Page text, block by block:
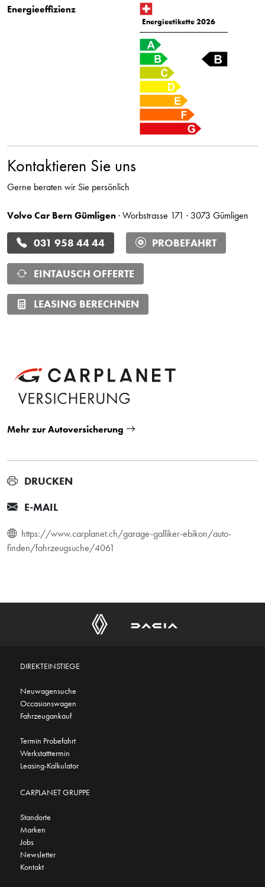
Energieeffizienz
Energieetikette 2026
Kontaktieren Sie uns
Gerne beraten wir Sie persönlich
Volvo Car Bern Gümligen· Worbstrasse 171 · 3073 Gümligen
031 958 44 44 PROBEFAHRT
EINTAUSCH OFFERTE
LEASING BERECHNEN
Mehr zur Autoversicherung
DRUCKEN
E-MAIL
https://www.carplanet.ch/garage-galliker-ebikon/auto-
finden/fahrzeugsuche/4061
DIREKTEINSTIEGE
Neuwagensuche
Occasionswagen
Fahrzeugankauf
Termin Probefahrt
Werkstatttermin
Leasing-Kalkulator
CARPLANET GRUPPE
Standorte
Marken
Jobs
Newsletter
Kontakt